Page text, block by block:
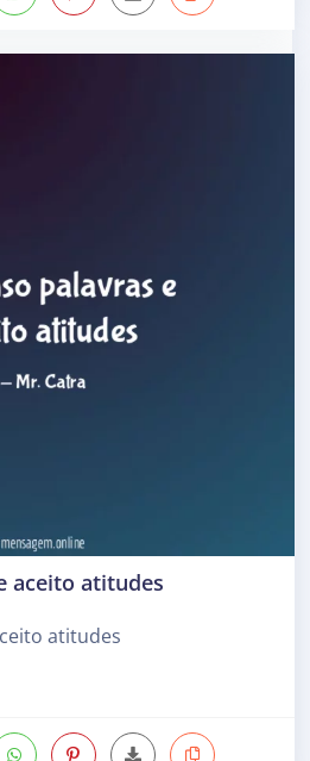
aceito atitudes
atitudes